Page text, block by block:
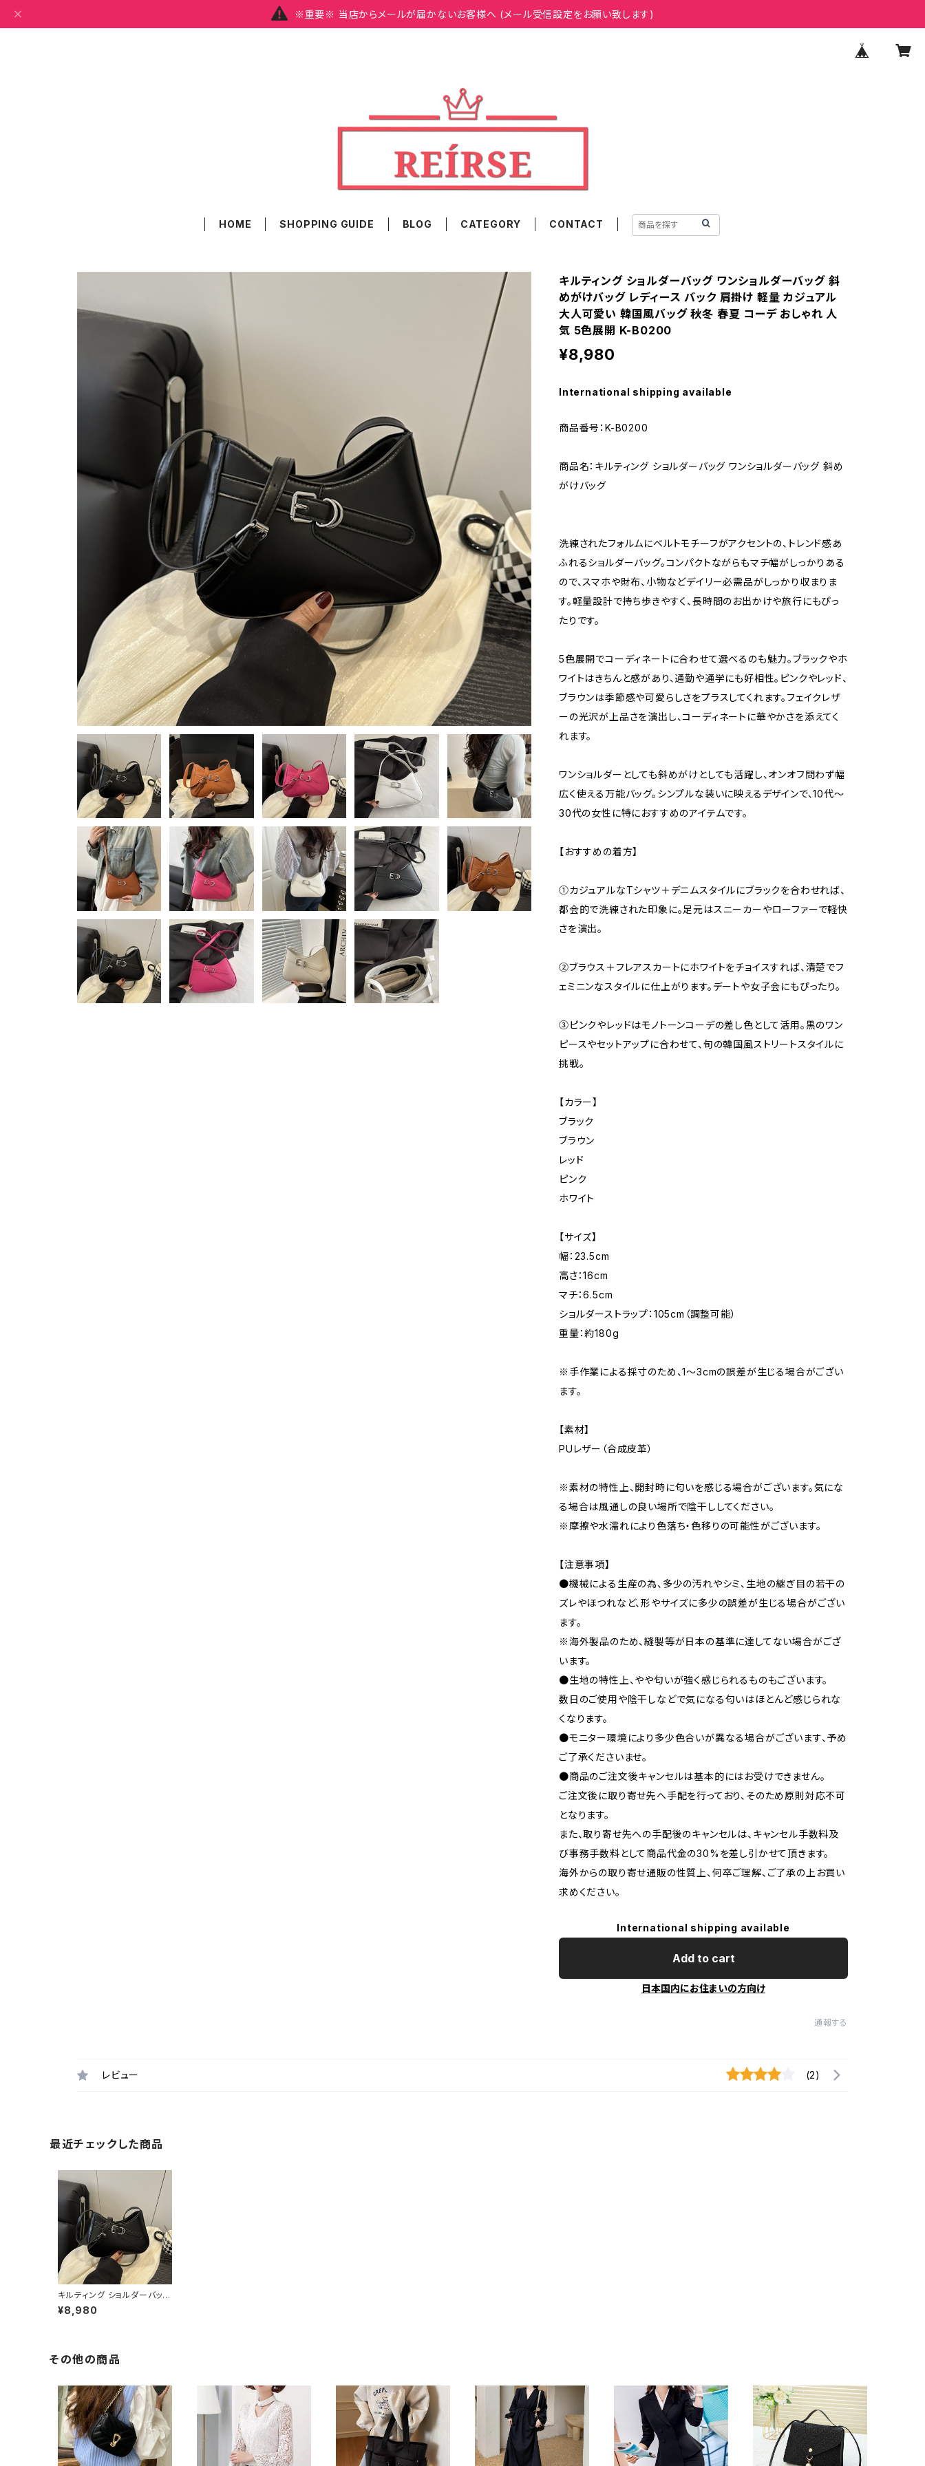
※重要※ 当店からメールが届かないお客様へ (メール受信設定をお願い致します)
HOME SHOPPING GUIDE BLOG CATEGORY CONTACT
キルティング ショルダーバッグ ワンショルダーバッグ 斜
めがけバッグ レディース バック 肩掛け 軽量 カジュアル
大人可愛い 韓国風バッグ 秋冬 春夏 コーデ おしゃれ 人
気 5色展開 K-B0200
¥8,980
International shipping available
商品番号：K-B0200
商品名：キルティング ショルダーバッグ ワンショルダーバッグ 斜め
がけバッグ
洗練されたフォルムにベルトモチーフがアクセントの、トレンド感あ
ふれるショルダーバッグ。コンパクトながらもマチ幅がしっかりある
ので、スマホや財布、小物などデイリー必需品がしっかり収まりま
す。軽量設計で持ち歩きやすく、長時間のお出かけや旅行にもぴっ
たりです。
5色展開でコーディネートに合わせて選べるのも魅力。ブラックやホ
ワイトはきちんと感があり、通勤や通学にも好相性。ピンクやレッド、
ブラウンは季節感や可愛らしさをプラスしてくれます。フェイクレザ
ーの光沢が上品さを演出し、コーディネートに華やかさを添えてく
れます。
ワンショルダーとしても斜めがけとしても活躍し、オンオフ問わず幅
広く使える万能バッグ。シンプルな装いに映えるデザインで、10代〜
30代の女性に特におすすめのアイテムです。
【おすすめの着方】
①カジュアルなTシャツ＋デニムスタイルにブラックを合わせれば、
都会的で洗練された印象に。足元はスニーカーやローファーで軽快
さを演出。
②ブラウス＋フレアスカートにホワイトをチョイスすれば、清楚でフ
ェミニンなスタイルに仕上がります。デートや女子会にもぴったり。
③ピンクやレッドはモノトーンコーデの差し色として活用。黒のワン
ピースやセットアップに合わせて、旬の韓国風ストリートスタイルに
挑戦。
【カラー】
ブラック
ブラウン
レッド
ピンク
ホワイト
【サイズ】
幅：23.5cm
高さ：16cm
マチ：6.5cm
ショルダーストラップ：105cm（調整可能）
重量：約180g
※手作業による採寸のため、1〜3cmの誤差が生じる場合がござい
ます。
【素材】
PUレザー（合成皮革）
※素材の特性上、開封時に匂いを感じる場合がございます。気にな
る場合は風通しの良い場所で陰干ししてください。
※摩擦や水濡れにより色落ち・色移りの可能性がございます。
【注意事項】
●機械による生産の為、多少の汚れやシミ、生地の継ぎ目の若干の
ズレやほつれなど、形やサイズに多少の誤差が生じる場合がござい
ます。
※海外製品のため、縫製等が日本の基準に達してない場合がござ
います。
●生地の特性上、やや匂いが強く感じられるものもございます。
数日のご使用や陰干しなどで気になる匂いはほとんど感じられな
くなります。
●モニター環境により多少色合いが異なる場合がございます、予め
ご了承くださいませ。
●商品のご注文後キャンセルは基本的にはお受けできません。
ご注文後に取り寄せ先へ手配を行っており、そのため原則対応不可
となります。
また、取り寄せ先への手配後のキャンセルは、キャンセル手数料及
び事務手数料として商品代金の30%を差し引かせて頂きます。
海外からの取り寄せ通販の性質上、何卒ご理解、ご了承の上お買い
求めください。
International shipping available
Add to cart
日本国内にお住まいの方向け
通報する
レビュー (2)
最近チェックした商品
キルティング ショルダーバッグ
ワンショルダーバッグ 斜めが
けバッグ レディース バック 肩
開 K-B0200
¥8,980
その他の商品